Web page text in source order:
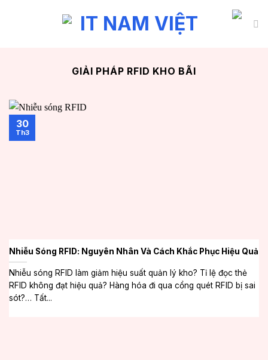
GIẢI PHÁP RFID KHO BÃI
Nhiễu Sóng RFID: Nguyên Nhân Và Cách Khắc Phục Hiệu Quả
Nhiễu sóng RFID làm giảm hiệu suất quản lý kho? Tỉ lệ đọc thẻ
RFID không đạt hiệu quả? Hàng hóa đi qua cổng quét RFID bị sai
sót?… Tất...
30
Th3